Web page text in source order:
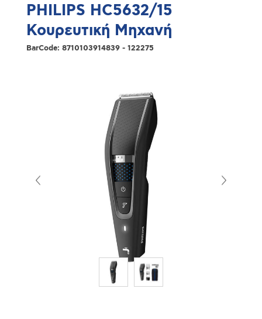
PHILIPS HC5632/15
Κουρευτική Μηχανή
BarCode: 8710103914839 - 122275